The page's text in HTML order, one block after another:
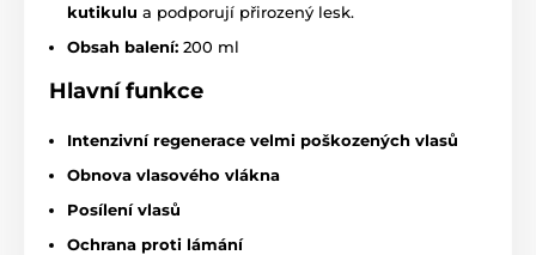
kutikulu a podporují přirozený lesk.
Obsah balení: 200 ml
Hlavní funkce
Intenzivní regenerace velmi poškozených vlasů
Obnova vlasového vlákna
Posílení vlasů
Ochrana proti lámání